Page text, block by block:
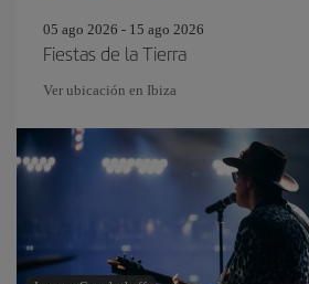
05 ago 2026 - 15 ago 2026
Fiestas de la Tierra
Ver ubicación en Ibiza